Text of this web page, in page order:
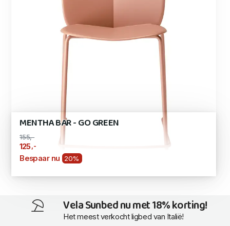
MENTHA BAR - GO GREEN
155,-
125 ,-
Bespaar nu 20%
Vela Sunbed nu met 18% korting!
Het meest verkocht ligbed van Italië!